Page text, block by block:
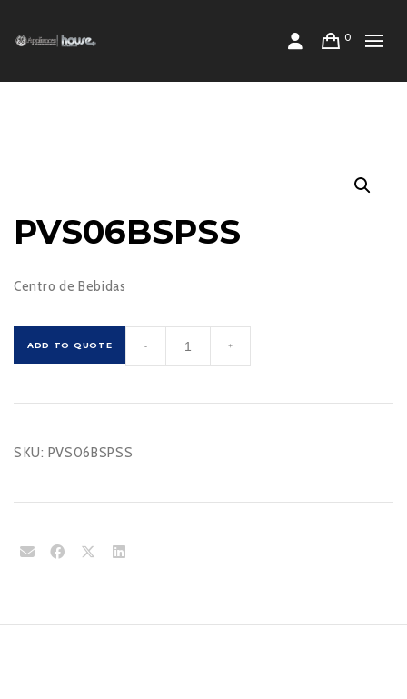
0
PVS06BSPSS
Centro de Bebidas
ADD TO QUOTE
cantidad
- +
SKU: PVS06BSPSS